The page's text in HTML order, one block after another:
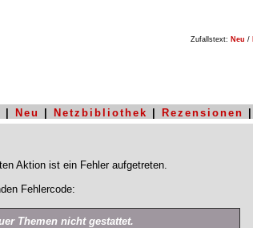
Zufallstext: Neu /
Neu Netzbibliothek Rezensionen
Aktion ist ein Fehler aufgetreten.
Fehlercode:
Themen nicht gestattet.